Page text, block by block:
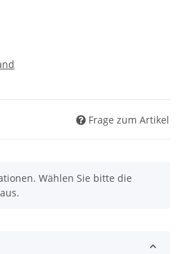
Frage zum Artikel
Wählen Sie bitte die